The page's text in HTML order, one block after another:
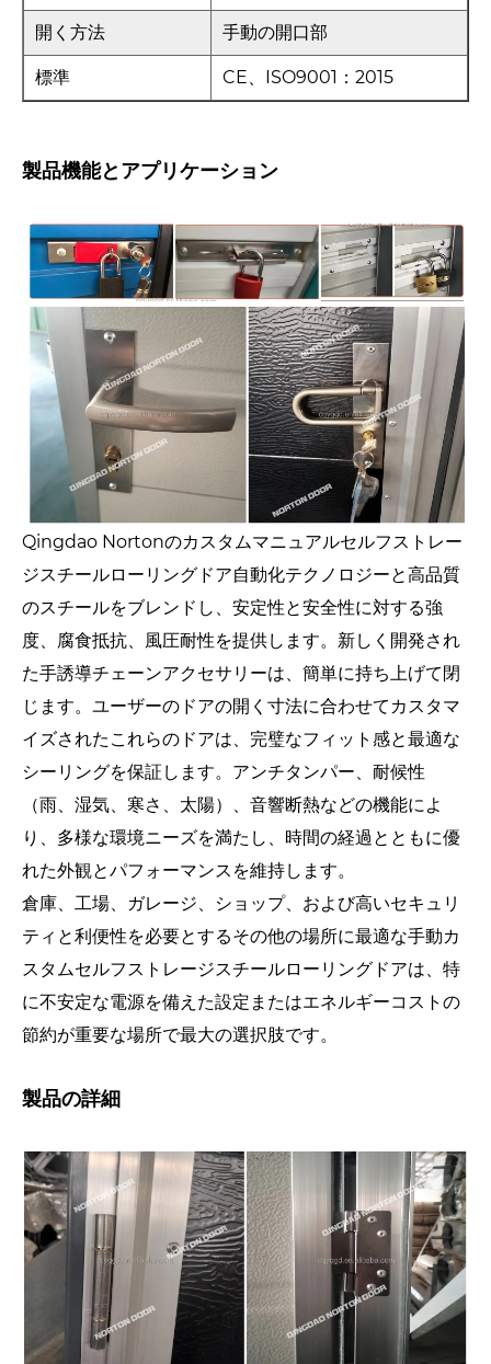
開く方法 手動の開口部
標準 CE、ISO9001：2015
製品機能とアプリケーション
Qingdao Nortonのカスタムマニュアルセルフストレー
ジスチールローリングドア自動化テクノロジーと高品質
のスチールをブレンドし、安定性と安全性に対する強
度、腐食抵抗、風圧耐性を提供します。新しく開発され
た手誘導チェーンアクセサリーは、簡単に持ち上げて閉
じます。ユーザーのドアの開く寸法に合わせてカスタマ
イズされたこれらのドアは、完璧なフィット感と最適な
シーリングを保証します。アンチタンパー、耐候性
（雨、湿気、寒さ、太陽）、音響断熱などの機能によ
り、多様な環境ニーズを満たし、時間の経過とともに優
れた外観とパフォーマンスを維持します。
倉庫、工場、ガレージ、ショップ、および高いセキュリ
ティと利便性を必要とするその他の場所に最適な手動カ
スタムセルフストレージスチールローリングドアは、特
に不安定な電源を備えた設定またはエネルギーコストの
節約が重要な場所で最大の選択肢です。
製品の詳細